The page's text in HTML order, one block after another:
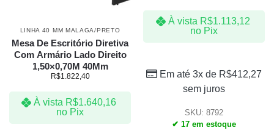
LINHA 40 MM MALAGA/PRETO
Mesa De Escritório Diretiva
Com Armário Lado Direito
1,50×0,70M 40Mm
R$1.822,40
À vista R$1.640,16
no Pix
À vista R$1.113,12
no Pix
Em até 3x de R$412,27
sem juros
SKU: 8792
✔ 17 em estoque